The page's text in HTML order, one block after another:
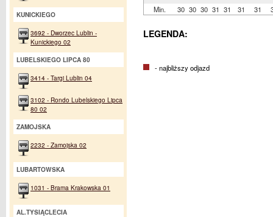
Min.
30 30 30 31 31 31 31
LEGENDA:
- najbliższy odjazd
KUNICKIEGO
3692 - Dworzec Lublin -
Kunickiego 02
LUBELSKIEGO LIPCA 80
3414 - Targi Lublin 04
3102 - Rondo Lubelskiego Lipca
80 02
ZAMOJSKA
2232 - Zamojska 02
LUBARTOWSKA
1031 - Brama Krakowska 01
AL.TYSIĄCLECIA